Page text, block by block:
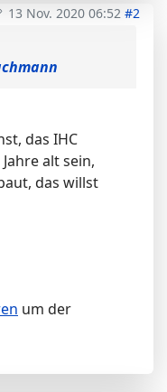
13 Nov. 2020 06:52 #2
das IHC
alt sein,
das willst
um der